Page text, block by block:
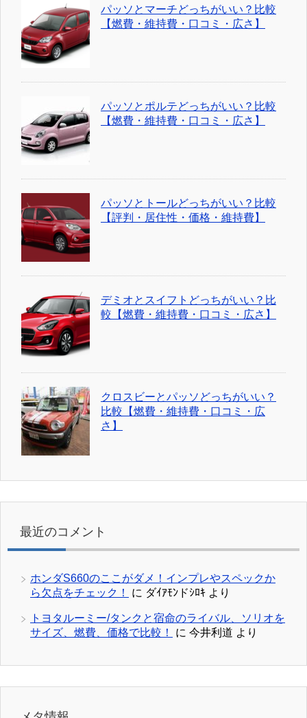
パッソとマーチどっちがいい？比較
【燃費・維持費・口コミ・広さ】
パッソとポルテどっちがいい？比較
【燃費・維持費・口コミ・広さ】
パッソとトールどっちがいい？比較
【評判・居住性・価格・維持費】
デミオとスイフトどっちがいい？比
較【燃費・維持費・口コミ・広さ】
クロスビーとパッソどっちがいい？
比較【燃費・維持費・口コミ・広
さ】
最近のコメント
ホンダS660のここがダメ！インプレやスペックか
ら欠点をチェック！
に ダｲｱﾓﾝドｼﾛｷ より
トヨタルーミー/タンクと宿命のライバル、ソリオを
サイズ、燃費、価格で比較！
に 今井利道 より